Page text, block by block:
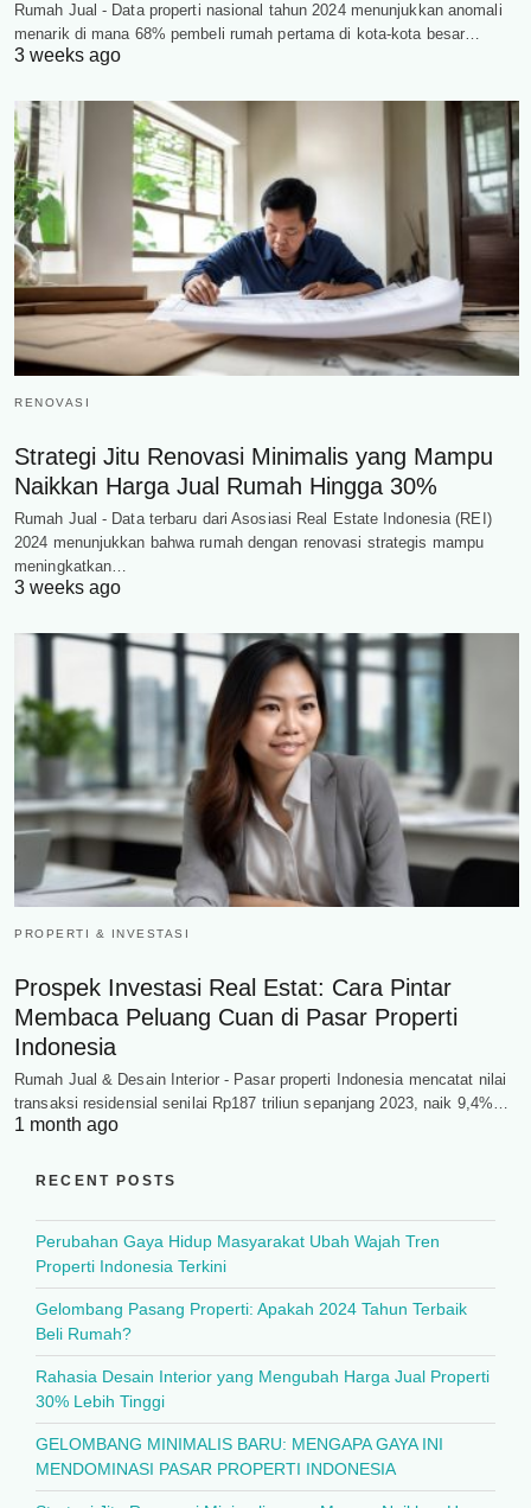
Rumah Jual - Data properti nasional tahun 2024 menunjukkan anomali
menarik di mana 68% pembeli rumah pertama di kota-kota besar…
3 weeks ago
RENOVASI
Strategi Jitu Renovasi Minimalis yang Mampu
Naikkan Harga Jual Rumah Hingga 30%
Rumah Jual - Data terbaru dari Asosiasi Real Estate Indonesia (REI)
2024 menunjukkan bahwa rumah dengan renovasi strategis mampu
meningkatkan…
3 weeks ago
PROPERTI & INVESTASI
Prospek Investasi Real Estat: Cara Pintar
Membaca Peluang Cuan di Pasar Properti
Indonesia
Rumah Jual & Desain Interior - Pasar properti Indonesia mencatat nilai
transaksi residensial senilai Rp187 triliun sepanjang 2023, naik 9,4%…
1 month ago
RECENT POSTS
Perubahan Gaya Hidup Masyarakat Ubah Wajah Tren
Properti Indonesia Terkini
Gelombang Pasang Properti: Apakah 2024 Tahun Terbaik
Beli Rumah?
Rahasia Desain Interior yang Mengubah Harga Jual Properti
30% Lebih Tinggi
GELOMBANG MINIMALIS BARU: MENGAPA GAYA INI
MENDOMINASI PASAR PROPERTI INDONESIA